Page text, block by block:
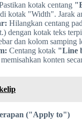
kotak centang
kotak "Width". Jarak
Hilangkan centang
dengan kotak teks
dan kolom samping
Centang kotak "Line
konten
("Apply to")